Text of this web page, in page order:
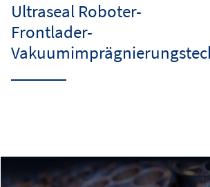
Ultraseal Roboter-
Frontlader-